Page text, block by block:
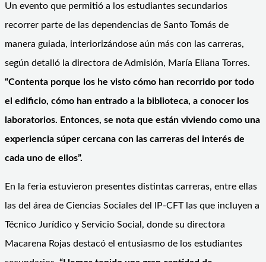
Un evento que permitió a los estudiantes secundarios
recorrer parte de las dependencias de Santo Tomás de
manera guiada, interiorizándose aún más con las carreras,
según detalló la directora de Admisión, María Eliana Torres.
“Contenta porque los he visto cómo han recorrido por todo
el edificio, cómo han entrado a la biblioteca, a conocer los
laboratorios. Entonces, se nota que están viviendo como una
experiencia súper cercana con las carreras del interés de
cada uno de ellos”.
En la feria estuvieron presentes distintas carreras, entre ellas
las del área de Ciencias Sociales del IP-CFT las que incluyen a
Técnico Jurídico y Servicio Social, donde su directora
Macarena Rojas destacó el entusiasmo de los estudiantes